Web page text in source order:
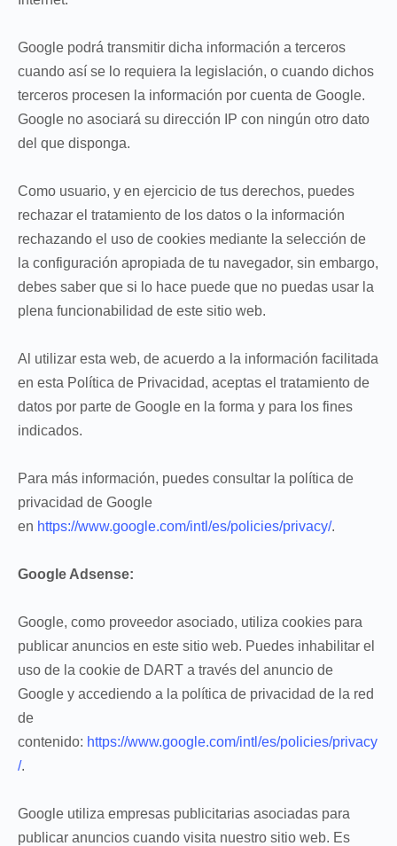
Google podrá transmitir dicha información a terceros
cuando así se lo requiera la legislación, o cuando dichos
terceros procesen la información por cuenta de Google.
Google no asociará su dirección IP con ningún otro dato
del que disponga.
Como usuario, y en ejercicio de tus derechos, puedes
rechazar el tratamiento de los datos o la información
rechazando el uso de cookies mediante la selección de
la configuración apropiada de tu navegador, sin embargo,
debes saber que si lo hace puede que no puedas usar la
plena funcionabilidad de este sitio web.
Al utilizar esta web, de acuerdo a la información facilitada
en esta Política de Privacidad, aceptas el tratamiento de
datos por parte de Google en la forma y para los fines
indicados.
Para más información, puedes consultar la política de
privacidad de Google
en https://www.google.com/intl/es/policies/privacy/.
Google Adsense:
Google, como proveedor asociado, utiliza cookies para
publicar anuncios en este sitio web. Puedes inhabilitar el
uso de la cookie de DART a través del anuncio de
Google y accediendo a la política de privacidad de la red
de
contenido: https://www.google.com/intl/es/policies/privacy
/.
Google utiliza empresas publicitarias asociadas para
publicar anuncios cuando visita nuestro sitio web. Es